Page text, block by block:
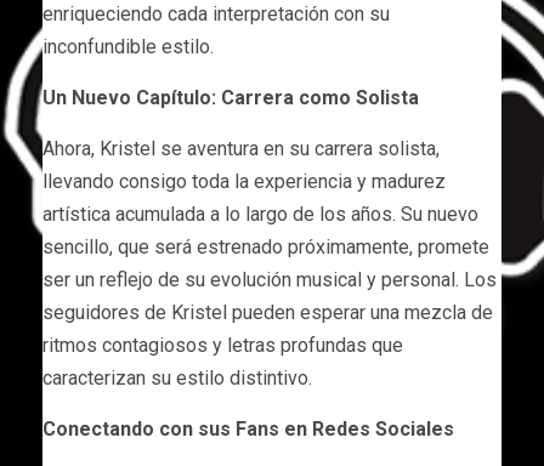
enriqueciendo cada interpretación con su
inconfundible estilo.
Un Nuevo Capítulo: Carrera como Solista
Ahora, Kristel se aventura en su carrera solista,
llevando consigo toda la experiencia y madurez
artística acumulada a lo largo de los años. Su nuevo
sencillo, que será estrenado próximamente, promete
ser un reflejo de su evolución musical y personal. Los
seguidores de Kristel pueden esperar una mezcla de
ritmos contagiosos y letras profundas que
caracterizan su estilo distintivo.
Conectando con sus Fans en Redes Sociales